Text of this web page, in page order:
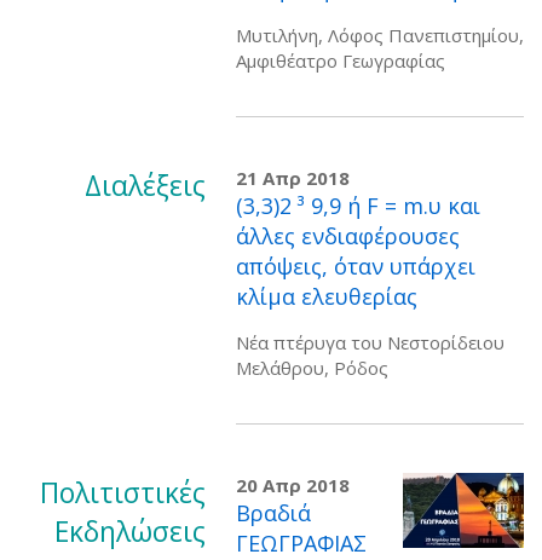
Μυτιλήνη, Λόφος Πανεπιστημίου,
Αμφιθέατρο Γεωγραφίας
Διαλέξεις 21 Απρ 2018
(3,3)2 ³ 9,9 ή F = m.υ και
άλλες ενδιαφέρουσες
απόψεις, όταν υπάρχει
κλίμα ελευθερίας
Νέα πτέρυγα του Νεστορίδειου
Μελάθρου, Ρόδος
Πολιτιστικές
Εκδηλώσεις
20 Απρ 2018
Βραδιά
ΓΕΩΓΡΑΦΙΑΣ